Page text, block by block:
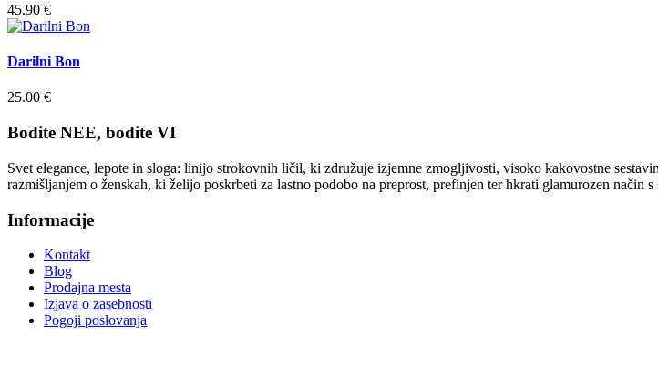
45.90 €
Darilni Bon
25.00 €
Bodite NEE, bodite VI
Svet elegance, lepote in sloga: linijo strokovnih ličil, ki združuje izjemne zmogljivosti, visoko kakovostne
razmišljanjem o ženskah, ki želijo poskrbeti za lastno podobo na preprost, prefinjen ter hkrati glamurozen način
Informacije
Kontakt
Blog
Prodajna mesta
Izjava o zasebnosti
Pogoji poslovanja